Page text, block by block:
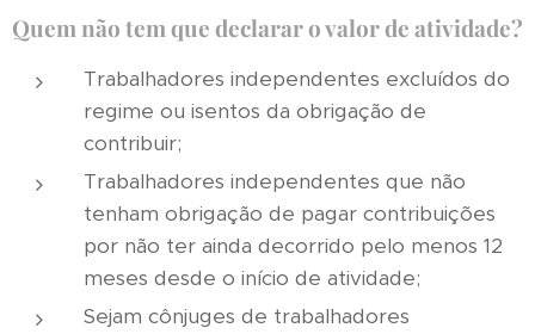
Quem não tem que declarar o valor de atividade?
Trabalhadores independentes excluídos do
regime ou isentos da obrigação de
contribuir;
Trabalhadores independentes que não
tenham obrigação de pagar contribuições
por não ter ainda decorrido pelo menos 12
meses desde o início de atividade;
Sejam cônjuges de trabalhadores